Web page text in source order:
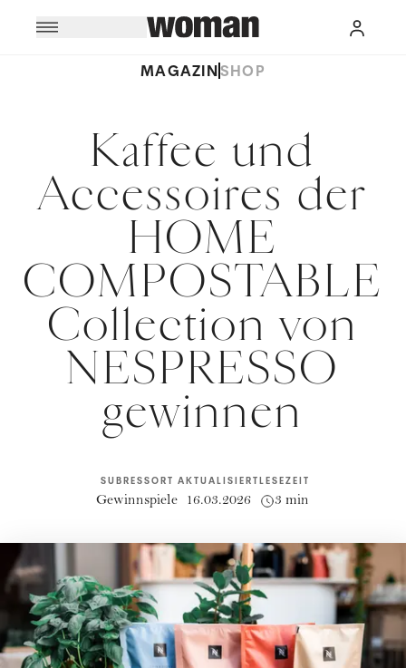
MAGAZINSHOP
Kaffee und
Accessoires der
HOME
COMPOSTABLE
Collection von
NESPRESSO
gewinnen
SUBRESSORT
Gewinnspiele
AKTUALISIERT
16.03.2026
LESEZEIT
3 min